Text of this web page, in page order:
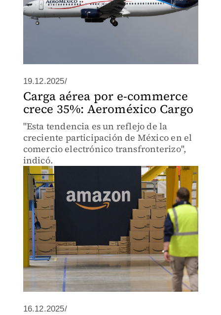
19.12.2025/
Carga aérea por e-commerce
crece 35%: Aeroméxico Cargo
"Esta tendencia es un reflejo de la
creciente participación de México en el
comercio electrónico transfronterizo",
indicó.
16.12.2025/